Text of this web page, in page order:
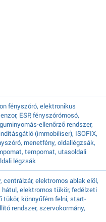
fényszóró, elektronikus
ESP, fényszórómosó,
ellenőrző rendszer,
(immobiliser), ISOFIX,
menetfény, oldallégzsák,
tempomat, utasoldali
légzsák
centrálzár, elektromos ablak elöl,
elektromos tükör, fedélzeti
tükör, könnyűfém felni, start-
rendszer, szervokormány,